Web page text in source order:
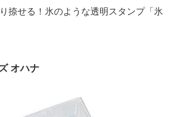
捺せる！氷のような透明スタンプ「氷
オハナ